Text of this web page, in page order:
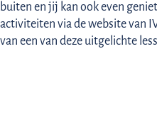
buiten en jij kan ook even
activiteiten via de website van
van een van deze uitgelichte